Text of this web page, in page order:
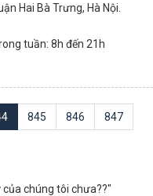
Hai Bà Trưng, Hà Nội.
tuần: 8h đến 21h
845 846 847
chúng tôi chưa??"